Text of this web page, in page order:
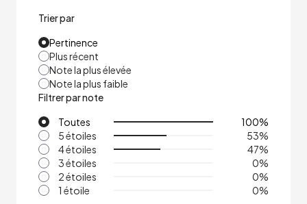
Trier par
Pertinence
Plus récent
Note la plus élevée
Note la plus faible
Filtrer par note
Toutes
100%
5 étoiles
53%
4 étoiles
47%
3 étoiles
0%
2 étoiles
0%
1 étoile
0%